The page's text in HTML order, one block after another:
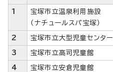
1
宝塚市立温泉利用施設
（ナチュールスパ宝塚）
2 宝塚市立大型児童センター
3 宝塚市立高司児童館
4 宝塚市立安倉児童館